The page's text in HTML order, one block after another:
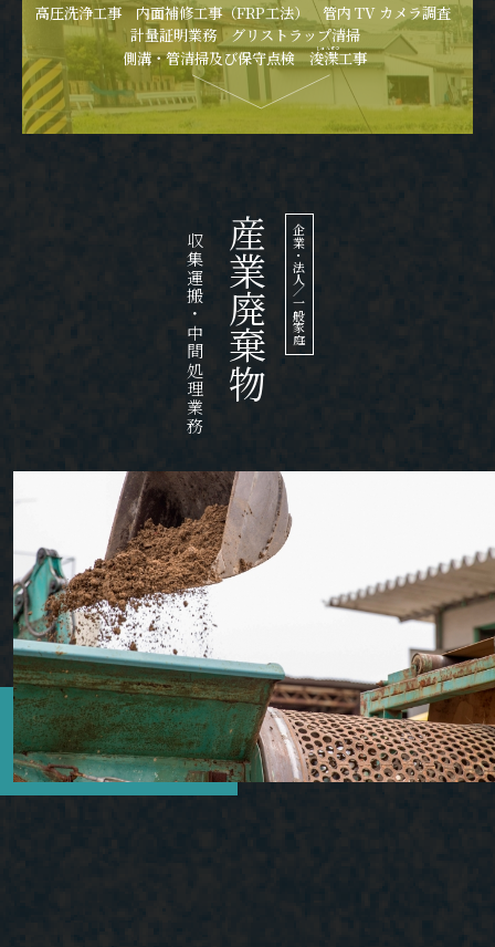
高圧洗浄工事 内面補修工事（FRP工法） 管内 TV カメラ調査
計量証明業務 グリストラップ清掃
側溝・管清掃及び保守点検 浚渫工事
しゅんせつ
企業・法人／一般家庭
産業廃棄物
収集運搬・中間処理業務